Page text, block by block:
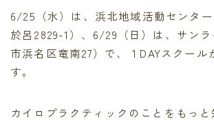
6/25（水）は、浜北地域活動センタ
於呂2829-1）、6/29（日）は、サン
市浜名区竜南27）で、１DAYスクール
す。
カイロプラクティックのことをもっ